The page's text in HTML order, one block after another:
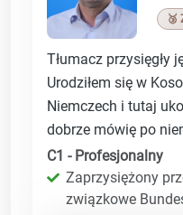
🥉
Tłumacz przysięgły
Urodziłem się w
Niemczech i tutaj
dobrze mówię po
C1 - Profesjonalny
Zaprzysiężony
związkowe